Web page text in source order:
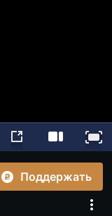
Поддержать